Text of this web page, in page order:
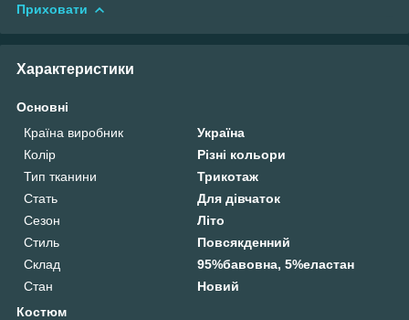
Приховати
Характеристики
Основні
Країна виробник
Україна
Колір
Різні кольори
Тип тканини
Трикотаж
Стать
Для дівчаток
Сезон
Літо
Стиль
Повсякденний
Склад
95%бавовна, 5%еластан
Стан
Новий
Костюм